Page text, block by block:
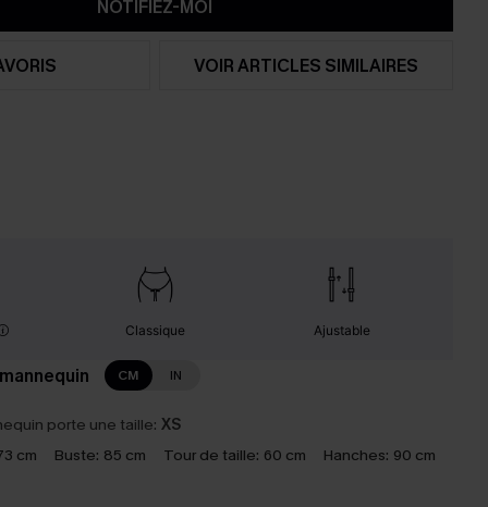
NOTIFIEZ-MOI
VOIR ARTICLES SIMILAIRES
Classique Ajustable
CM IN
porte une taille: XS
cm Buste: 85 cm Tour de taille: 60 cm Hanches: 90 cm